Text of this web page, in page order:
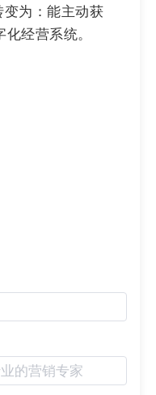
可查看历史流量消
首页概览的云流量使
的流量消耗功能。
间段后，即可查看这
耗情况。
为：能主动获
经营系统。